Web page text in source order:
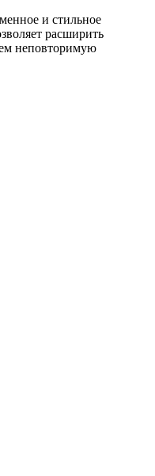
и стильное
расширить
неповторимую